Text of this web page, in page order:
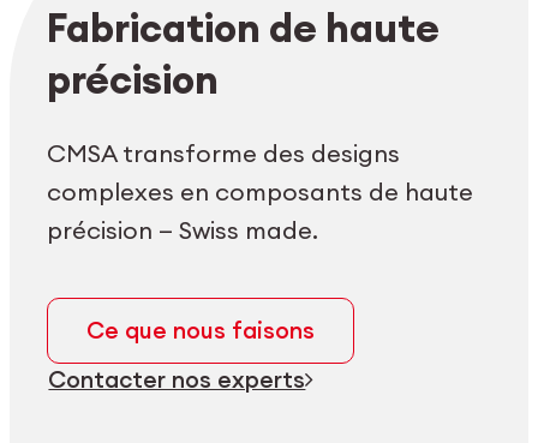
Fabrication de haute
précision
CMSA transforme des designs
complexes en composants de haute
précision — Swiss made.
Ce que nous faisons
Contacter nos experts